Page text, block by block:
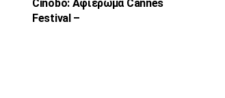
Cinobo: Αφιέρωμα Cannes
Festival –